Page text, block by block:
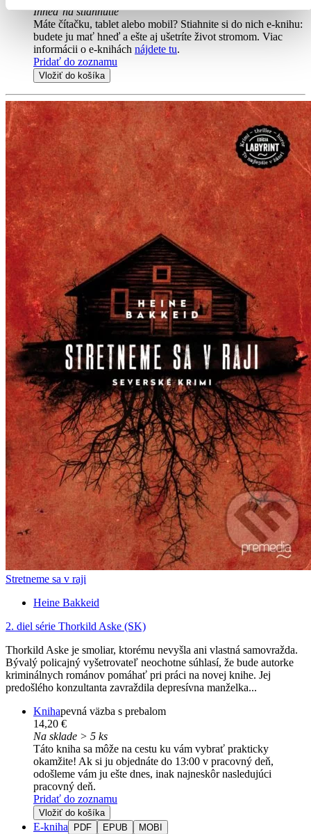
Ihneď na stiahnutie
Máte čítačku, tablet alebo mobil? Stiahnite si do nich e-knihu:
budete ju mať hneď a ešte aj ušetríte život stromom. Viac
informácii o e-knihách nájdete tu.
Pridať do zoznamu
Vložiť do košíka
Stretneme sa v raji
Heine Bakkeid
2. diel série Thorkild Aske (SK)
Thorkild Aske je smoliar, ktorému nevyšla ani vlastná samovražda.
Bývalý policajný vyšetrovateľ neochotne súhlasí, že bude autorke
kriminálnych románov pomáhať pri práci na novej knihe. Jej
predošlého konzultanta zavraždila depresívna manželka...
Knihapevná väzba s prebalom
14,20 €
Na sklade > 5 ks
Táto kniha sa môže na cestu ku vám vybrať prakticky
okamžite! Ak si ju objednáte do 13:00 v pracovný deň,
odošleme vám ju ešte dnes, inak najneskôr nasledujúci
pracovný deň.
Pridať do zoznamu
Vložiť do košíka
E-kniha PDF EPUB MOBI